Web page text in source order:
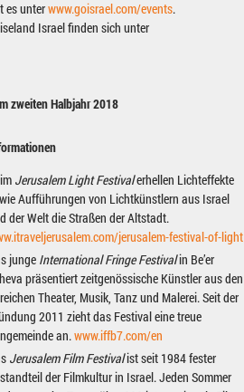
es unterwww.goisrael.com/events.
Israel finden sich unter
zweiten Halbjahr 2018
Jerusalem Light Festivalerhellen Lichteffekte
Aufführungen von Lichtkünstlern aus Israel
der Welt die Straßen der Altstadt.
jerusalem-festival-of-light
junge International Fringe Festivalin Be’er
präsentiert zeitgenössische Künstler aus den
Theater, Musik, Tanz und Malerei. Seit der
2011 zieht das Festival eine treue
an.www.iffb7.com/en
Jerusalem Film Festivalist seit 1984 fester
der Filmkultur in Israel. Jeden Sommer